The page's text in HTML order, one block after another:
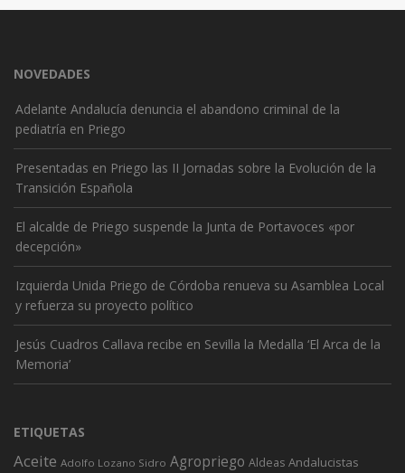
NOVEDADES
Adelante Andalucía denuncia el abandono criminal de la
pediatría en Priego
Presentadas en Priego las II Jornadas sobre la Evolución de la
Transición Española
El alcalde de Priego suspende la Junta de Portavoces «por
decepción»
Izquierda Unida Priego de Córdoba renueva su Asamblea Local
y refuerza su proyecto político
Jesús Cuadros Callava recibe en Sevilla la Medalla ‘El Arca de la
Memoria’
ETIQUETAS
Aceite Adolfo Lozano Sidro Agropriego Aldeas Andalucistas